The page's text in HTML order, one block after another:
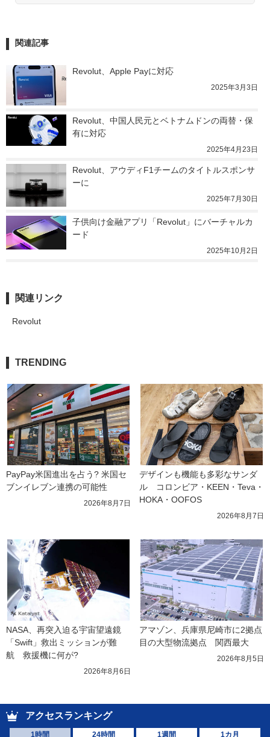
関連記事
Revolut、Apple Payに対応
2025年3月3日
Revolut、中国人民元とベトナムドンの両替・保
有に対応
2025年4月23日
Revolut、アウディF1チームのタイトルスポンサ
ーに
2025年7月30日
子供向け金融アプリ「Revolut」にバーチャルカ
ード
2025年10月2日
関連リンク
Revolut
TRENDING
PayPay米国進出を占う? 米国セ
ブンイレブン連携の可能性
2026年8月7日
デザインも機能も多彩なサンダ
ル　コロンビア・KEEN・Teva・
HOKA・OOFOS
2026年8月7日
NASA、再突入迫る宇宙望遠鏡
「Swift」救出ミッションが難
航　救援機に何が?
2026年8月6日
アマゾン、兵庫県尼崎市に2拠点
目の大型物流拠点　関西最大
2026年8月5日
アクセスランキング
1時間 24時間 1週間 1カ月